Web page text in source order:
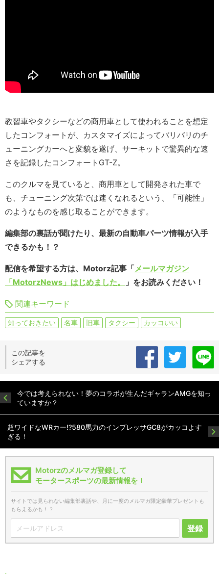
教習車やタクシーなどの商用車として使われることを想定
したコンフォートが、カスタマイズによってバリバリのチ
ューニングカーへと変貌を遂げ、サーキットで驚異的な速
さを記録したコンフォートGT-Z。
このクルマを見ていると、商用車として開発された車で
も、チューニング次第では速くなれるという、「可能性」
のようなものを感じ取ることができます。
編集部の裏話が聞けたり、最新の自動車パーツ情報が入手
できるかも！？
配信を希望する方は、Motorz記事「メールマガジン
「MotorzNews」はじめました。
」をお読みください！
関連キーワード
知っておきたい 名車 旧車 タクシー カッコいい
この記事を
シェアする
今では考えられない！夢のコラボが生んだギャランAMGを知っ
ていますか？
超ワイドなWRカー!?580馬力のインプレッサGC8がカッコよす
ぎる！
Motorzのメルマガ登録して
モータースポーツの最新情報を！
サイトでは見られない編集部裏話や、月に一度のメルマガ限定豪華プレゼントも
もらえるかも！？
登録